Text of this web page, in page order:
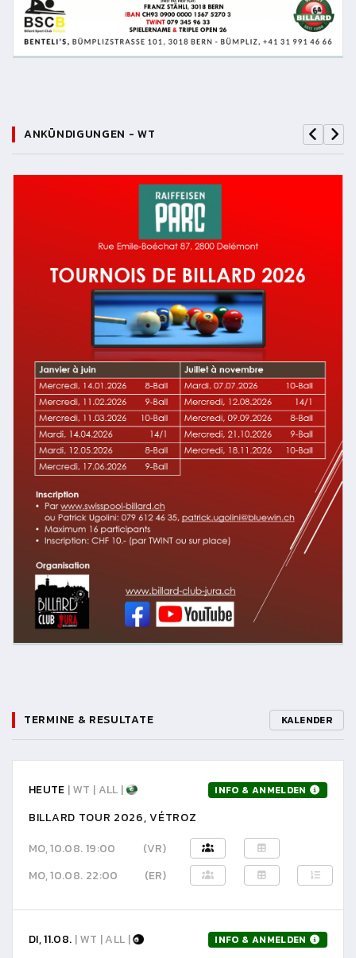
ANKÜNDIGUNGEN - WT
TERMINE & RESULTATE KALENDER
HEUTE | WT | ALL | INFO & ANMELDEN
BILLARD TOUR 2026, VÉTROZ
MO, 10.08. 19:00
(VR)
MO, 10.08. 22:00
(ER)
DI, 11.08. | WT | ALL | INFO & ANMELDEN